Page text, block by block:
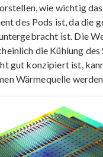
wie wichtig das
des Pods ist, da die
ist. Die
die Kühlung des
gut konzipiert ist,
Wärmequelle